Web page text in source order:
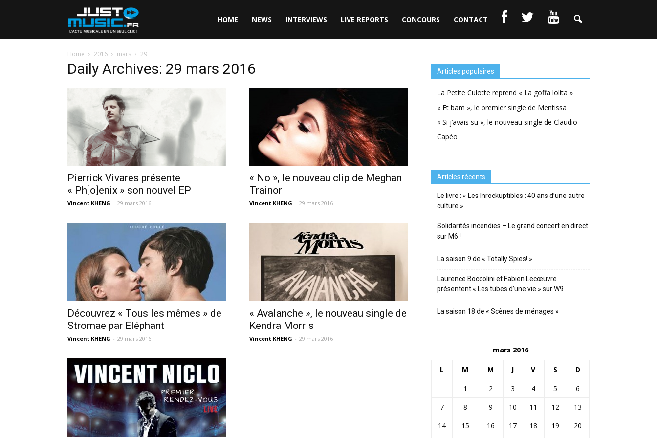
HOME NEWS INTERVIEWS LIVE REPORTS CONCOURS CONTACT
Home 2016 mars 29
Daily Archives: 29 mars 2016
Pierrick Vivares présente
« Ph[o]enix » son nouvel EP
Vincent KHENG - 29 mars 2016
« No », le nouveau clip de Meghan
Trainor
Vincent KHENG - 29 mars 2016
Découvrez « Tous les mêmes » de
Stromae par Eléphant
Vincent KHENG - 29 mars 2016
« Avalanche », le nouveau single de
Kendra Morris
Vincent KHENG - 29 mars 2016
Articles populaires
La Petite Culotte reprend « La goffa lolita »
« Et bam », le premier single de Mentissa
« Si j’avais su », le nouveau single de Claudio
Capéo
Articles récents
Le livre : « Les Inrockuptibles : 40 ans d’une autre
culture »
Solidarités incendies – Le grand concert en direct
sur M6 !
La saison 9 de « Totally Spies! »
Laurence Boccolini et Fabien Lecœuvre
présentent « Les tubes d’une vie » sur W9
La saison 18 de « Scènes de ménages »
mars 2016
L M M J V S D
1 2 3 4 5
6
7
8 9 10 11 12
13
14
15 16 17 18 19 20